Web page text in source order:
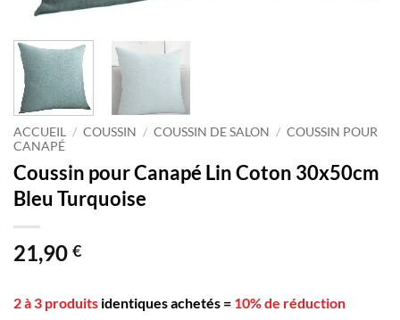
ACCUEIL / COUSSIN / COUSSIN DE SALON / COUSSIN POUR
CANAPÉ
Coussin pour Canapé Lin Coton 30x50cm
Bleu Turquoise
21,90 €
2 à 3 produits identiques achetés = 10% de réduction